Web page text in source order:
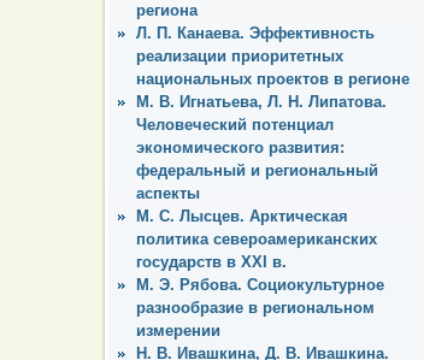
региона
Л. П. Канаева. Эффективность
реализации приоритетных
национальных проектов в регионе
М. В. Игнатьева, Л. Н. Липатова.
Человеческий потенциал
экономического развития:
федеральный и региональный
аспекты
М. С. Лысцев. Арктическая
политика североамериканских
государств в XXI в.
М. Э. Рябова. Социокультурное
разнообразие в региональном
измерении
Н. В. Ивашкина, Д. В. Ивашкина.